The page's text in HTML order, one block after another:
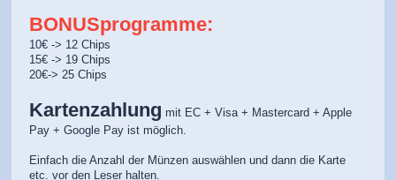
BONUSprogramme:
10€ -> 12 Chips
15€ -> 19 Chips
20€-> 25 Chips
Kartenzahlung mit EC + Visa + Mastercard + Apple
Pay + Google Pay ist möglich.
Einfach die Anzahl der Münzen auswählen und dann die Karte
etc. vor den Leser halten.